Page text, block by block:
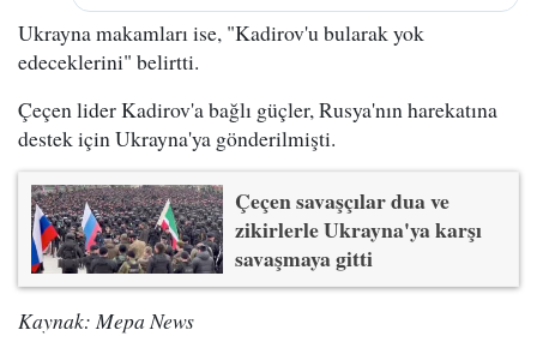
Ukrayna makamları ise, "Kadirov'u bularak yok
edeceklerini" belirtti.
Çeçen lider Kadirov'a bağlı güçler, Rusya'nın harekatına
destek için Ukrayna'ya gönderilmişti.
Çeçen savaşçılar dua ve
zikirlerle Ukrayna'ya karşı
savaşmaya gitti
Kaynak: Mepa News